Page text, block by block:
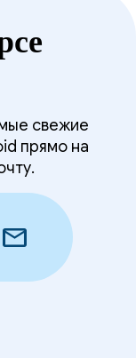
свежие
прямо на
mail